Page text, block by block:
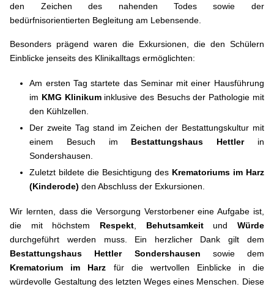
den Zeichen des nahenden Todes sowie der
bedürfnisorientierten Begleitung am Lebensende.
Besonders prägend waren die Exkursionen, die den Schülern
Einblicke jenseits des Klinikalltags ermöglichten:
Am ersten Tag startete das Seminar mit einer Hausführung
im KMG Klinikuminklusive des Besuchs der Pathologie mit
den Kühlzellen.
Der zweite Tag stand im Zeichen der Bestattungskultur mit
einem Besuch im Bestattungshaus Hettlerin
Sondershausen.
Zuletzt bildete die Besichtigung des Krematoriums im Harz
(Kinderode) den Abschluss der Exkursionen.
Wir lernten, dass die Versorgung Verstorbener eine Aufgabe ist,
die mit höchstem Respekt Behutsamkeitund Würde
durchgeführt werden muss. Ein herzlicher Dank gilt dem
Bestattungshaus Hettler Sondershausen sowie dem
Krematorium im Harz für die wertvollen Einblicke in die
würdevolle Gestaltung des letzten Weges eines Menschen. Diese